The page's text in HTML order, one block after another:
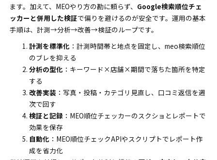
ます。加えて、MEOやり方の勘に頼らず、 Google検索順位チェ
ッカーと併用した検証で偏りを避けるのが安全です。運用の基本
手順は、計測→分析→改善→検証のループです。
計測を標準化 ：計測時間帯と地点を固定し、meo検索順位
のブレを抑える
分析の型化 ：キーワード×店舗×期間で落ちた箇所を特定
する
改善実装 ：写真・投稿・カテゴリ見直し、口コミ返信を週
次で回す
検証と記録 ：MEO順位チェッカーのスクショとレポートで
効果を保存
自動化 ：MEO順位チェックAPIやスクリプトでレポート作
成を省力化